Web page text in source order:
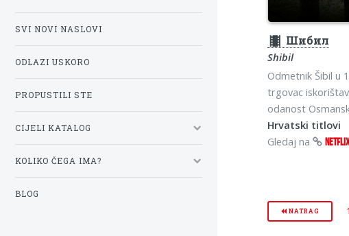
theaters Шибил
Shibil
Odmetnik Šibil u
trgovac
odanost
Hrvatski titlovi
Gledaj na
NATRAG
SVI NOVI NASLOVI
ODLAZI USKORO
PROPUSTILI STE
CIJELI KATALOG
KOLIKO ČEGA IMA?
BLOG